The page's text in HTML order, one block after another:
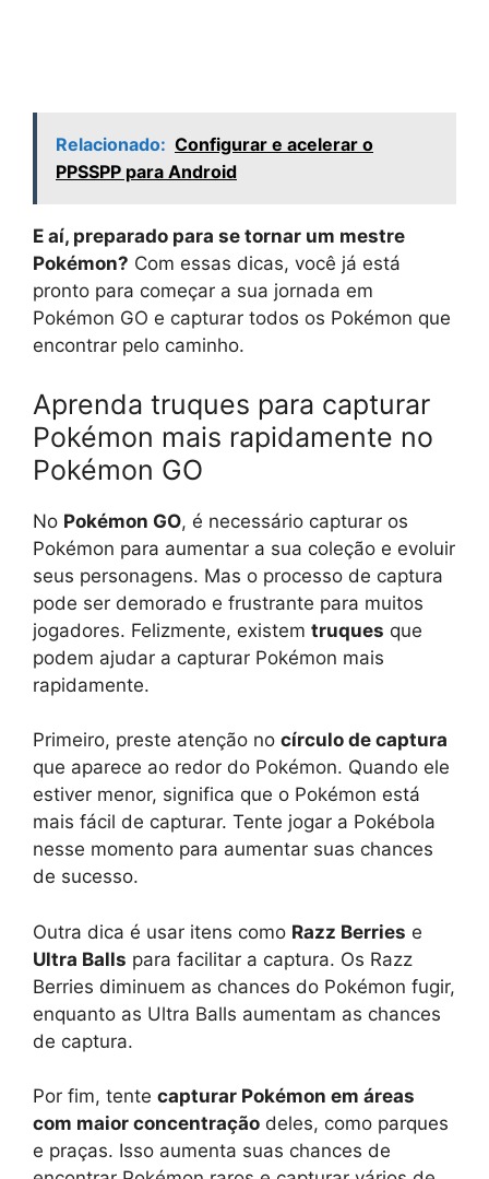
Relacionado: Configurar e acelerar o
PPSSPP para Android
E aí, preparado para se tornar um mestre
Pokémon? Com essas dicas, você já está
pronto para começar a sua jornada em
Pokémon GO e capturar todos os Pokémon que
encontrar pelo caminho.
Aprenda truques para capturar
Pokémon mais rapidamente no
Pokémon GO
No Pokémon GO, é necessário capturar os
Pokémon para aumentar a sua coleção e evoluir
seus personagens. Mas o processo de captura
pode ser demorado e frustrante para muitos
jogadores. Felizmente, existem truques que
podem ajudar a capturar Pokémon mais
rapidamente.
Primeiro, preste atenção no círculo de captura
que aparece ao redor do Pokémon. Quando ele
estiver menor, significa que o Pokémon está
mais fácil de capturar. Tente jogar a Pokébola
nesse momento para aumentar suas chances
de sucesso.
Outra dica é usar itens como Razz Berries e
Ultra Balls para facilitar a captura. Os Razz
Berries diminuem as chances do Pokémon fugir,
enquanto as Ultra Balls aumentam as chances
de captura.
Por fim, tente capturar Pokémon em áreas
com maior concentração deles, como parques
e praças. Isso aumenta suas chances de